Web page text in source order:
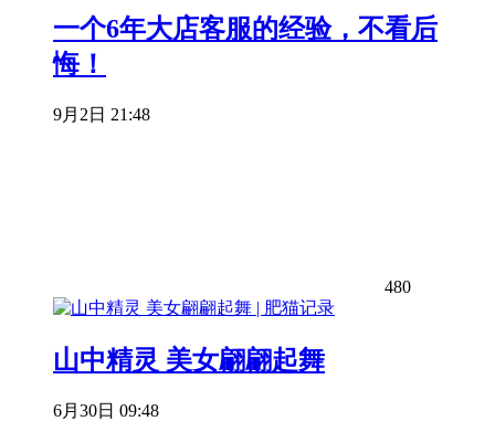
一个6年大店客服的经验，不看后
悔！
9月2日 21:48
480
山中精灵 美女翩翩起舞
6月30日 09:48